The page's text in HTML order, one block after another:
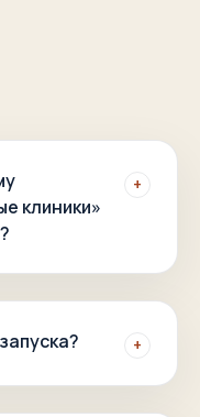
клиники»
+
+